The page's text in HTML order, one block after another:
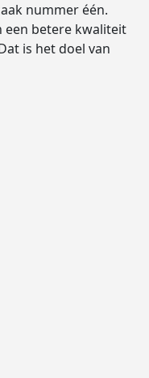
nummer één.
een betere kwaliteit
is het doel van